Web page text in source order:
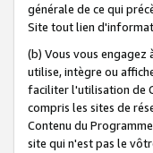
générale de ce qui
Site tout lien
(b) Vous vous
utilise, intègre ou
faciliter l'utilisation de
compris les sites de
Contenu du
site qui n'est pas le